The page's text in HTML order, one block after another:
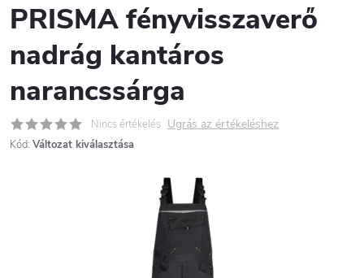
PRISMA fényvisszaverő
nadrág kantáros
narancssárga
Nincs értékelés Ugrás az értékeléshez
Kód: Változat kiválasztása